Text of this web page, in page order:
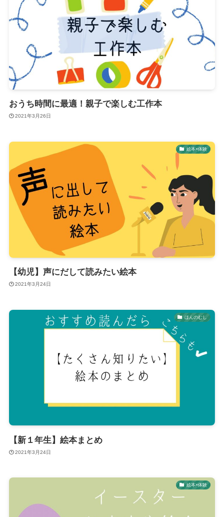
おうち時間に最適！親子で楽しむ工作本
2021年3月26日
絵本×体験
【幼児】声にだして読みたい絵本
2021年3月24日
ほんのむし
【新１年生】絵本まとめ
2021年3月24日
絵本×体験